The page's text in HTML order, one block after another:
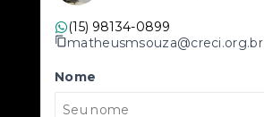
(15) 98134-0899
matheusmsouza@creci.org.br
Nome